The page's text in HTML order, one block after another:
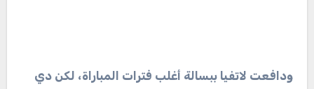
ودافعت لاتفيا ببسالة أغلب فترات المباراة، لكن دي